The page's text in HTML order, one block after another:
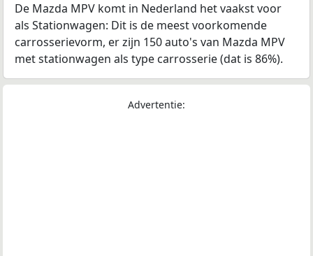
De Mazda MPV komt in Nederland het vaakst voor
als Stationwagen: Dit is de meest voorkomende
carrosserievorm, er zijn 150 auto's van Mazda MPV
met stationwagen als type carrosserie (dat is 86%).
Advertentie: